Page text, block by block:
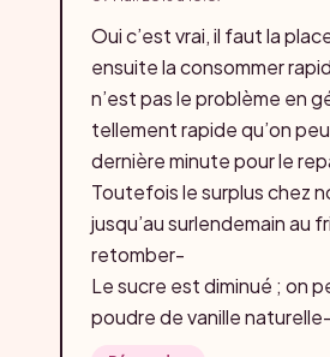
Oui c’est vrai, il faut la
ensuite la consommer
n’est pas le problème en
tellement rapide qu’on
dernière minute pour le
Toutefois le surplus chez
jusqu’au surlendemain au
retomber-
Le sucre est diminué ; on
poudre de vanille naturelle-